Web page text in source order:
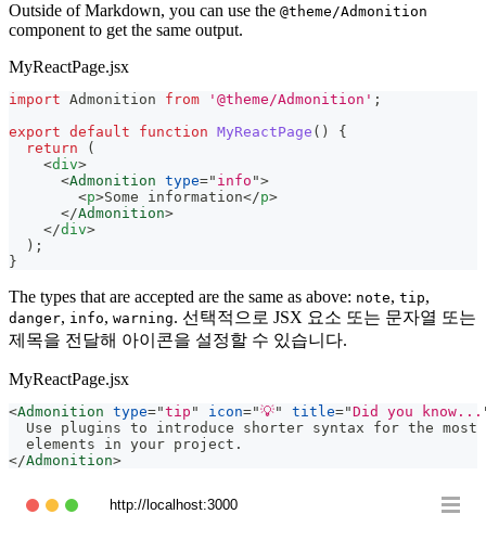
Outside of Markdown, you can use the @theme/Admonition
component to get the same output.
MyReactPage.jsx
import Admonition from '@theme/Admonition' ;
export default function MyReactPage ( )
{
return
(
<div>
<Admonition type=" info ">
<p>Some information</p>
</Admonition>
</div>
) ;
}
The types that are accepted are the same as above: note, tip,
danger, info, warning. 선택적으로 JSX 요소 또는 문자열 또는
제목을 전달해 아이콘을 설정할 수 있습니다.
MyReactPage.jsx
<Admonition type="tip " icon="💡" title="Did you know...
Use plugins to introduce shorter syntax for the most
  elements in your project.
</Admonition>
http://localhost:3000